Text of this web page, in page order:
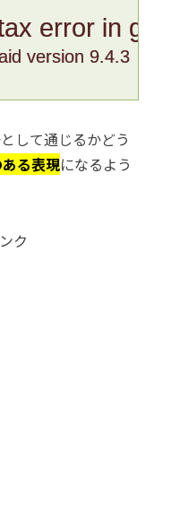
error in
version 9.4.3
して通じるかどう
る表現になるよう
ク